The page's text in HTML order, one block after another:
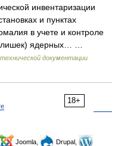
инвентаризации
и пунктах
в учете и контроле
ядерных… …
документации
18+
Joomla,
Drupal,